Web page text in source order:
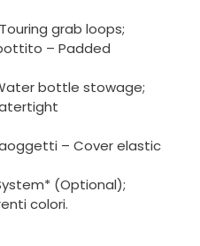
grab loops;
– Padded
bottle stowage;
– Cover elastic
(Optional);
colori.